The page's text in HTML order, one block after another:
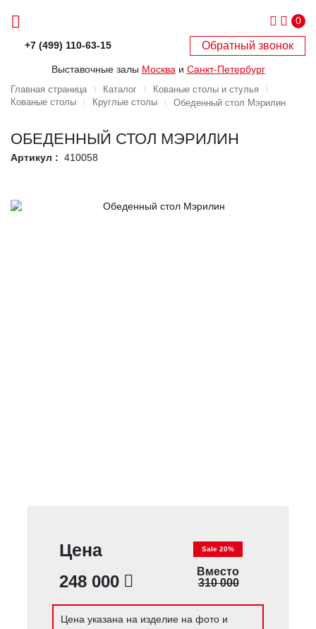
0
+7 (499) 110-63-15 Обратный звонок
Выставочные залы Москва и Санкт-Петербург
Главная страница Каталог
Кованые столы и стулья
Кованые столы
Круглые столы Обеденный стол Мэрилин
ОБЕДЕННЫЙ СТОЛ МЭРИЛИН
Артикул : 410058
Цена
248 000
Sale 20%
Вместо
310 000
Цена указана на изделие на фото и